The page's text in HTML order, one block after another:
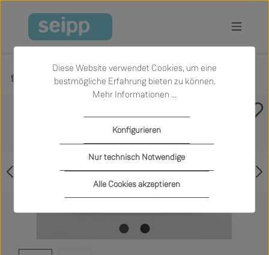
Zum Hauptinhalt springen
Produkte Schlafen Betten
Diese Website verwendet Cookies, um eine
bestmögliche Erfahrung bieten zu können.
Mehr Informationen ...
Nur technisch Notwendige
Konfigurieren
Alle Cookies akzeptieren